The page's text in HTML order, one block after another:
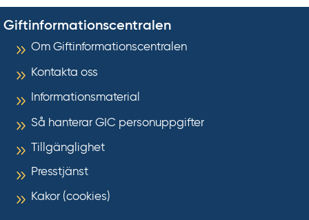
Giftinformationscentralen
Om Giftinformationscentralen
Kontakta oss
Informationsmaterial
Så hanterar GIC personuppgifter
Tillgänglighet
Presstjänst
Kakor (cookies)